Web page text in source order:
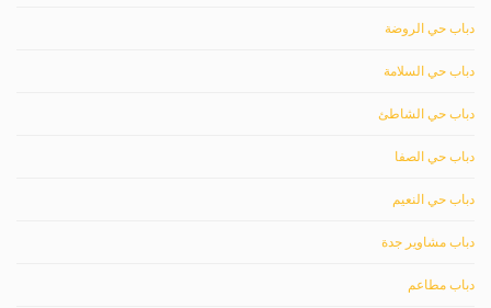
دباب حي الروضة
دباب حي السلامة
دباب حي الشاطئ
دباب حي الصفا
دباب حي النعيم
دباب مشاوير جدة
دباب مطاعم